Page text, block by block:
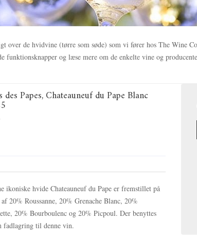
over de hvidvine (tørre som søde) som vi fører hos The Wine
funktionsknapper og læse mere om de enkelte vine og
des Papes, Chateauneuf du Pape Blanc
ikoniske hvide Chateauneuf du Pape er fremstillet på
af 20% Roussanne, 20% Grenache Blanc, 20%
20% Bourboulenc og 20% Picpoul. Der benyttes
fadlagring til denne vin.